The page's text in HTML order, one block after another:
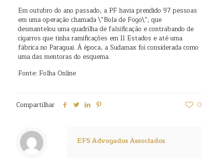
Em outubro do ano passado, a PF havia prendido 97 pessoas
em uma operação chamada \”Bola de Fogo\”, que
desmantelou uma quadrilha de falsificação e contrabando de
cigarros que tinha ramificações em 11 Estados e até uma
fábrica no Paraguai. Á época, a Sudamax foi considerada como
uma das mentoras do esquema.
Fonte: Folha Online
Compartilhar 0
EFS Advogados Associados